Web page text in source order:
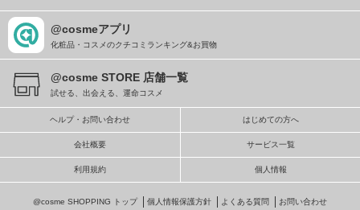
@cosmeアプリ
化粧品・コスメのクチコミランキング&お買物
@cosme STORE 店舗一覧
試せる、出会える、運命コスメ
ヘルプ・お問い合わせ はじめての方へ
会社概要 サービス一覧
利用規約 個人情報
@cosme SHOPPING トップ 個人情報保護方針 よくある質問 お問い合わせ